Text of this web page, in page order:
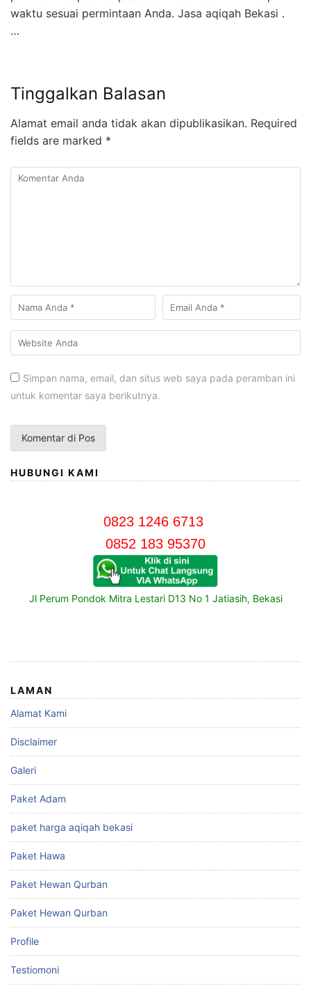
waktu sesuai permintaan Anda. Jasa aqiqah Bekasi .
…
Tinggalkan Balasan
Alamat email anda tidak akan dipublikasikan. Required
fields are marked *
Simpan nama, email, dan situs web saya pada peramban ini
untuk komentar saya berikutnya.
HUBUNGI KAMI
0823 1246 6713
0852 183 95370
Jl Perum Pondok Mitra Lestari D13 No 1 Jatiasih, Bekasi
LAMAN
Alamat Kami
Disclaimer
Galeri
Paket Adam
paket harga aqiqah bekasi
Paket Hawa
Paket Hewan Qurban
Paket Hewan Qurban
Profile
Testiomoni